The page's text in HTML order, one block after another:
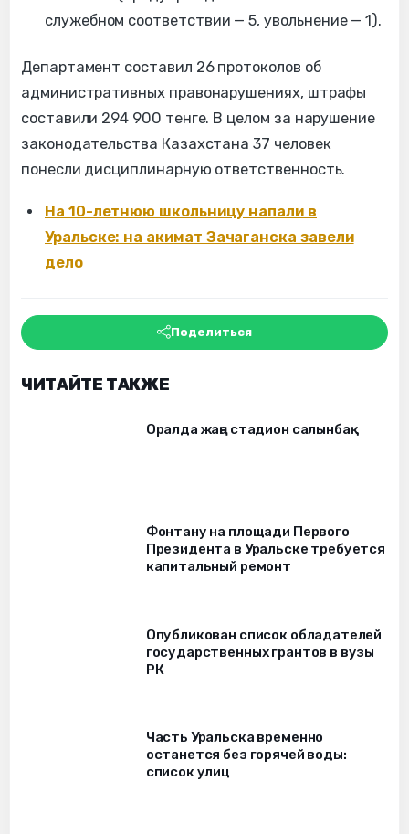
служебном соответствии — 5, увольнение — 1).
Департамент составил 26 протоколов об
административных правонарушениях, штрафы
составили 294 900 тенге. В целом за нарушение
законодательства Казахстана 37 человек
понесли дисциплинарную ответственность.
На 10-летнюю школьницу напали в
Уральске: на акимат Зачаганска завели
дело
Поделиться
ЧИТАЙТЕ ТАКЖЕ
Оралда жаңа стадион салынбақ
Фонтану на площади Первого
Президента в Уральске требуется
капитальный ремонт
Опубликован список обладателей
государственных грантов в вузы
РК
Часть Уральска временно
останется без горячей воды:
список улиц